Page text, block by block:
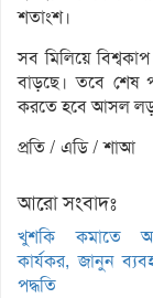
শতাংশ।
সব মিলিয়ে
বাড়ছে। তবে শেষ
করতে হবে আসল
প্রতি / এডি / শাআ
আরো সংবাদঃ
খুশকি কমাতে
কার্যকর, জানুন
পদ্ধতি